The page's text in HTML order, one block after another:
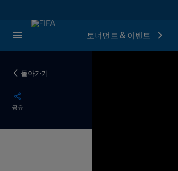
토너먼트 & 이벤트
돌아가기
공유